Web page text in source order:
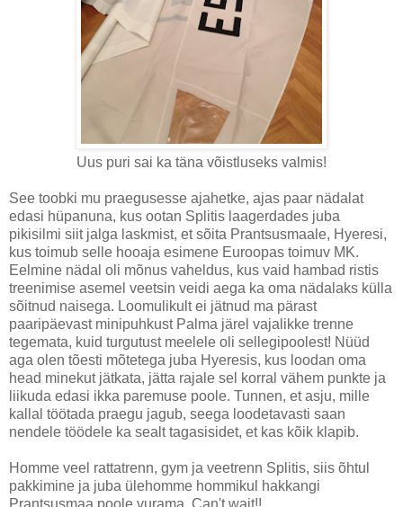
Uus puri sai ka täna võistluseks valmis!
See toobki mu praegusesse ajahetke, ajas paar nädalat
edasi hüpanuna, kus ootan Splitis laagerdades juba
pikisilmi siit jalga laskmist, et sõita Prantsusmaale, Hyeresi,
kus toimub selle hooaja esimene Euroopas toimuv MK.
Eelmine nädal oli mõnus vaheldus, kus vaid hambad ristis
treenimise asemel veetsin veidi aega ka oma nädalaks külla
sõitnud naisega. Loomulikult ei jätnud ma pärast
paaripäevast minipuhkust Palma järel vajalikke trenne
tegemata, kuid turgutust meelele oli sellegipoolest! Nüüd
aga olen tõesti mõtetega juba Hyeresis, kus loodan oma
head minekut jätkata, jätta rajale sel korral vähem punkte ja
liikuda edasi ikka paremuse poole. Tunnen, et asju, mille
kallal töötada praegu jagub, seega loodetavasti saan
nendele töödele ka sealt tagasisidet, et kas kõik klapib.
Homme veel rattatrenn, gym ja veetrenn Splitis, siis õhtul
pakkimine ja juba ülehomme hommikul hakkangi